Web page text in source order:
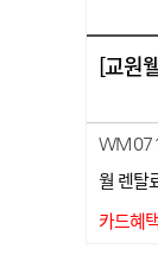
[교원
월 렌탈
카드혜